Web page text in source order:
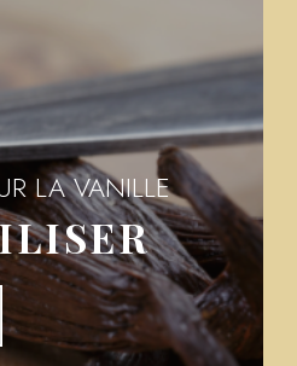
LA VANILLE
PLUS